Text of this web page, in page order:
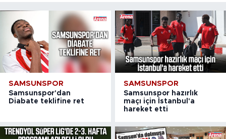
SAMSUNSPOR
Samsunspor'dan
Diabate teklifine ret
SAMSUNSPOR
Samsunspor hazırlık
maçı için İstanbul'a
hareket etti